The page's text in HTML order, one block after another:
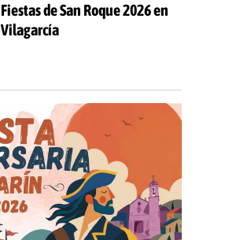
Fiestas de San Roque 2026 en
Vilagarcía